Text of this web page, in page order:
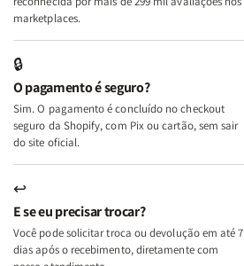
Mulher
Lar
Lar
marketplaces.
🔒
O pagamento é seguro?
Sim. O pagamento é concluído no checkout
seguro da Shopify, com Pix ou cartão, sem sair
do site oficial.
↩
E se eu precisar trocar?
Você pode solicitar troca ou devolução em até 7
dias após o recebimento, diretamente com